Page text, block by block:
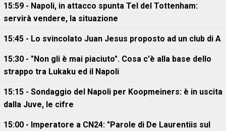
15:59 - Napoli, in attacco spunta Tel del Tottenham:
servirà vendere, la situazione
15:45 - Lo svincolato Juan Jesus proposto ad un club di A
15:30 - "Non gli è mai piaciuto". Cosa c'è alla base dello
strappo tra Lukaku ed il Napoli
15:15 - Sondaggio del Napoli per Koopmeiners: è in uscita
dalla Juve, le cifre
15:00 - Imperatore a CN24: "Parole di De Laurentiis sul